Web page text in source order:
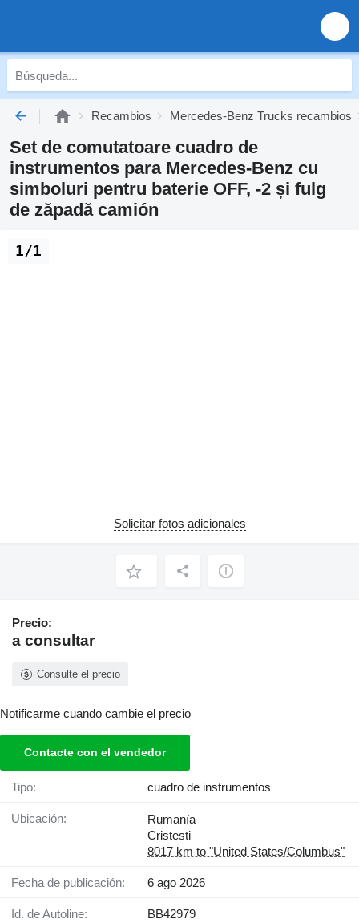
Recambios Mercedes-Benz Trucks recambios
Set de comutatoare cuadro de
instrumentos para Mercedes-Benz cu
simboluri pentru baterie OFF, -2 și fulg
de zăpadă camión
1/1
Solicitar fotos adicionales
Precio:
a consultar
Consulte el precio
Notificarme cuando cambie el precio
Contacte con el vendedor
Tipo: cuadro de instrumentos
Ubicación:
Rumanía
Cristesti
8017 km to "United States/Columbus"
Fecha de publicación: 6 ago 2026
Id. de Autoline: BB42979